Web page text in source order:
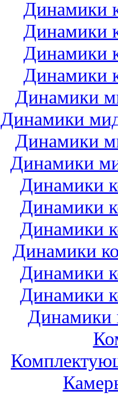
Динамики
Динамики
Динамики
Динамики
Динамики
Динамики
Динамики
Динамики
Динамики
Динамики
Динамики
Динамики
Динамики
Динамики
Динамики